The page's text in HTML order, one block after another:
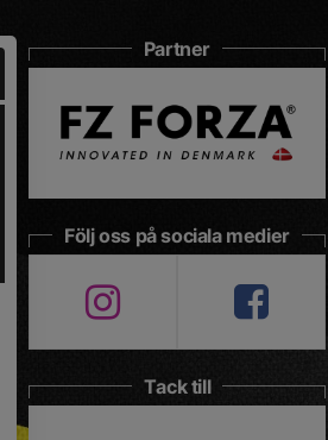
Partner
Följ oss på sociala medier
Tack till